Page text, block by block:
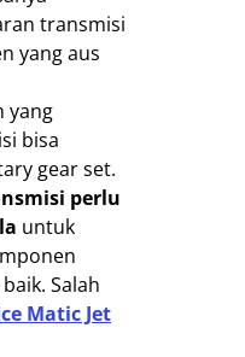
transmisi
yang aus
yang
bisa
gear set.
perlu
untuk
Salah
Matic Jet